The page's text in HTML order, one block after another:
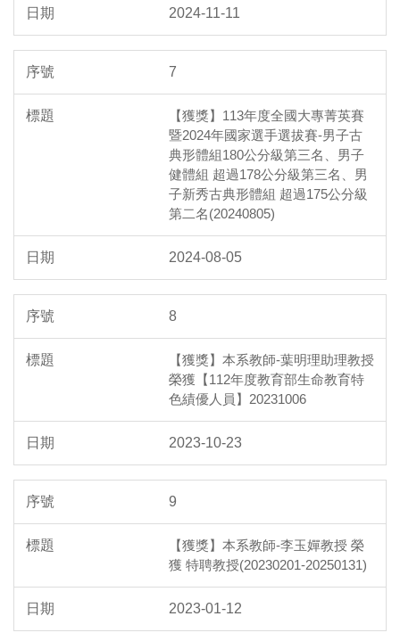
2024-11-11
7
【獲獎】113年度全國大專菁英賽
暨2024年國家選手選拔賽-男子古
典形體組180公分級第三名、男子
健體組 超過178公分級第三名、男
子新秀古典形體組 超過175公分級
第二名(20240805)
2024-08-05
8
【獲獎】本系教師-葉明理助理教授
榮獲【112年度教育部生命教育特
色績優人員】20231006
2023-10-23
9
【獲獎】本系教師-李玉嬋教授 榮
獲 特聘教授(20230201-20250131)
2023-01-12